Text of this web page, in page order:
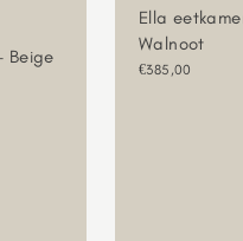
Beige
Ella
Walnoot
Aanbiedingsprijs
€385,00